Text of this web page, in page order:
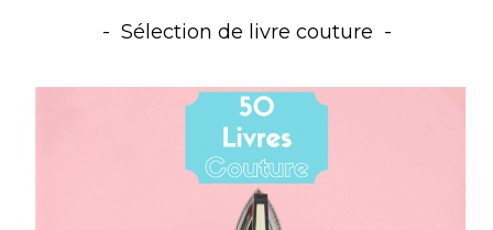
Sélection de livre couture